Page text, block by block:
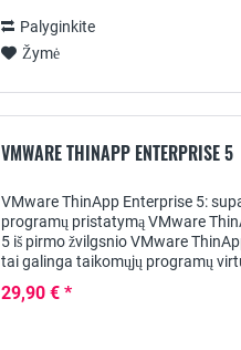
Palyginkite
Žymė
VMWARE THINAPP ENTERPRISE 5
VMware ThinApp Enterprise 5:
programų pristatymą VMware
5 iš pirmo žvilgsnio VMware
tai galinga taikomųjų programų
29,90 € *